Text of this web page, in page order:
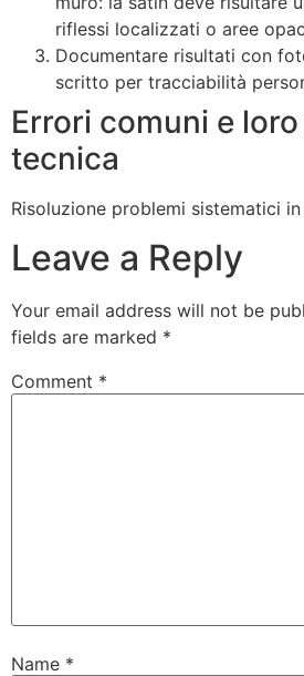
riflessi localizzati o aree
Documentare risultati con
scritto per tracciabilità
Errori comuni e
tecnica
Risoluzione problemi sistematici
Leave a Reply
Your email address will not be
fields are marked *
Comment *
Name *